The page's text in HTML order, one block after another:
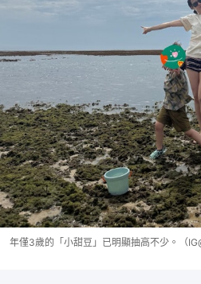
年僅3歲的「小甜豆」已明顯抽高不少。（